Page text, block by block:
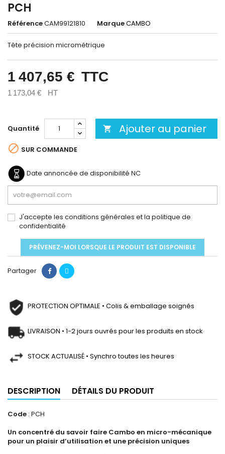
PCH
RéférenceCAM99121810 MarqueCAMBO
Tête précision micrométrique
1 407,65 € TTC
1 173,04 € HT
Quantité  Ajouter au panier
 SUR COMMANDE
Date annoncée de disponibilité NC
J'accepte les conditions générales et la politique de
confidentialité
PRÉVENEZ-MOI LORSQUE LE PRODUIT EST DISPONIBLE
Partager
PROTECTION OPTIMALE • Colis & emballage soignés
LIVRAISON • 1-2 jours ouvrés pour les produits en stock
STOCK ACTUALISÉ • Synchro toutes les heures
DESCRIPTION DÉTAILS DU PRODUIT
Code : PCH
Un concentré du savoir faire Cambo en micro-mécanique
pour un plaisir d’utilisation et une précision uniques